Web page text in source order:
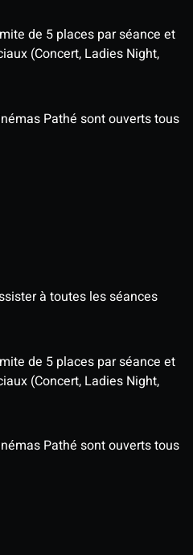
de 5 places par séance et
(Concert, Ladies Night,
Pathé sont ouverts tous
à toutes les séances
de 5 places par séance et
(Concert, Ladies Night,
Pathé sont ouverts tous